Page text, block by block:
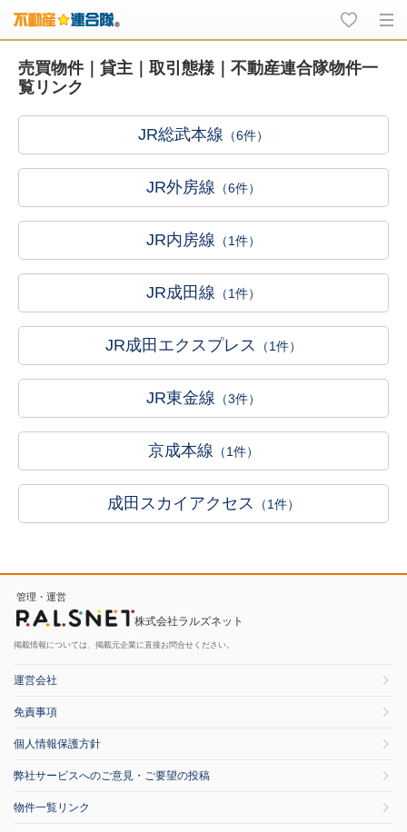
売買物件｜貸主｜取引態様｜不動産連合隊物件一
覧リンク
JR総武本線 （6件）
JR外房線 （6件）
JR内房線 （1件）
JR成田線 （1件）
JR成田エクスプレス （1件）
JR東金線 （3件）
京成本線 （1件）
成田スカイアクセス （1件）
管理・運営
株式会社ラルズネット
掲載情報については、掲載元企業に直接お問合せください。
運営会社
免責事項
個人情報保護方針
弊社サービスへのご意見・ご要望の投稿
物件一覧リンク